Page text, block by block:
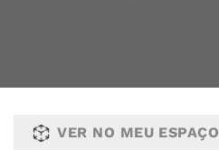
VER NO MEU ESPAÇO